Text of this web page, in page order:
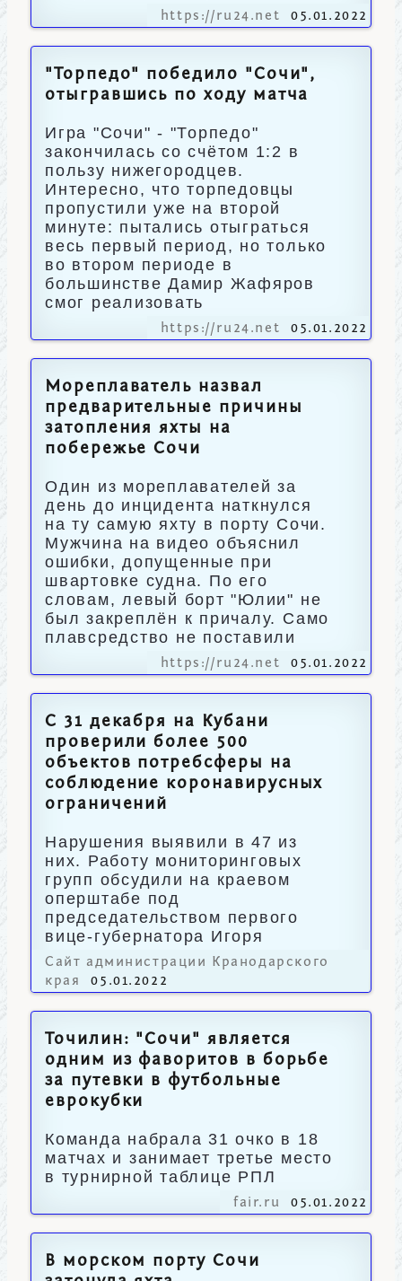
https://ru24.net 05.01.2022
"Торпедо" победило "Сочи",
отыгравшись по ходу матча
Игра "Сочи" - "Торпедо"
закончилась со счётом 1:2 в
пользу нижегородцев.
Интересно, что торпедовцы
пропустили уже на второй
минуте: пытались отыграться
весь первый период, но только
во втором периоде в
большинстве Дамир Жафяров
смог реализовать
https://ru24.net 05.01.2022
Мореплаватель назвал
предварительные причины
затопления яхты на
побережье Сочи
Один из мореплавателей за
день до инцидента наткнулся
на ту самую яхту в порту Сочи.
Мужчина на видео объяснил
ошибки, допущенные при
швартовке судна. По его
словам, левый борт "Юлии" не
был закреплён к причалу. Само
плавсредство не поставили
https://ru24.net 05.01.2022
С 31 декабря на Кубани
проверили более 500
объектов потребсферы на
соблюдение коронавирусных
ограничений
Нарушения выявили в 47 из
них. Работу мониторинговых
групп обсудили на краевом
оперштабе под
председательством первого
вице-губернатора Игоря
Галася.
Сайт администрации Кранодарского
края
05.01.2022
Точилин: "Сочи" является
одним из фаворитов в борьбе
за путевки в футбольные
еврокубки
Команда набрала 31 очко в 18
матчах и занимает третье место
в турнирной таблице РПЛ
fair.ru 05.01.2022
В морском порту Сочи